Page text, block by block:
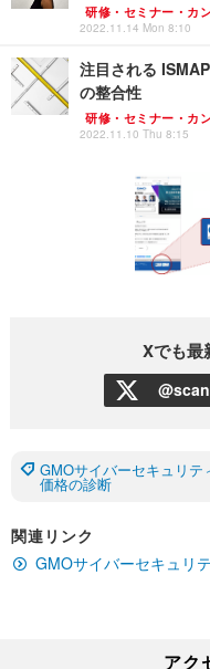
研修・セミナー・カ
2022.11.14 Mon 8:10
注目される
の整合性
研修・セミナー・カ
2022.11.10 Thu 8:15
Xでも最
GMOサイバーセキュリ
価格の診断
関連リンク
GMOサイバーセキュリ
アク